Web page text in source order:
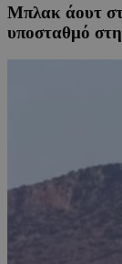
Μπλακ άουτ
υποσταθμό